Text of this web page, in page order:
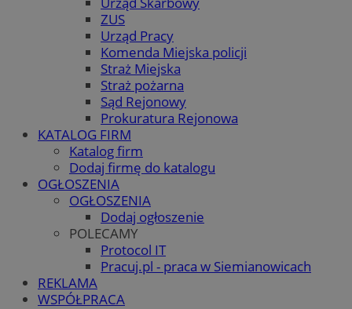
ZUS
Urząd Pracy
Komenda Miejska policji
Straż Miejska
Straż pożarna
Sąd Rejonowy
Prokuratura Rejonowa
KATALOG FIRM
Katalog firm
Dodaj firmę do katalogu
OGŁOSZENIA
OGŁOSZENIA
Dodaj ogłoszenie
POLECAMY
Protocol IT
Pracuj.pl - praca w Siemianowicach
REKLAMA
WSPÓŁPRACA